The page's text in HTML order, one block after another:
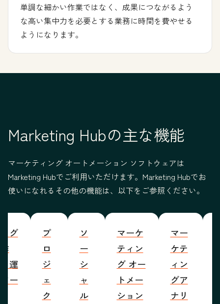
単調な細かい作業ではなく、成果につながるよう
な高い集中力を必要とする業務に時間を費やせる
ようになります。
Marketing Hubの主な機能
マーケティング オートメーション ソフトウェアは
Marketing Hubでご利用いただけます。Marketing Hubでお
使いになれるその他の機能は、以下をご参照ください。
グ
運
ー
プ
ロ
ジ
ェ
ク
ソ
ー
シ
ャ
ル
マーケ
ティン
グ オー
トメー
ション
マー
ケテ
ィン
グア
ナリ